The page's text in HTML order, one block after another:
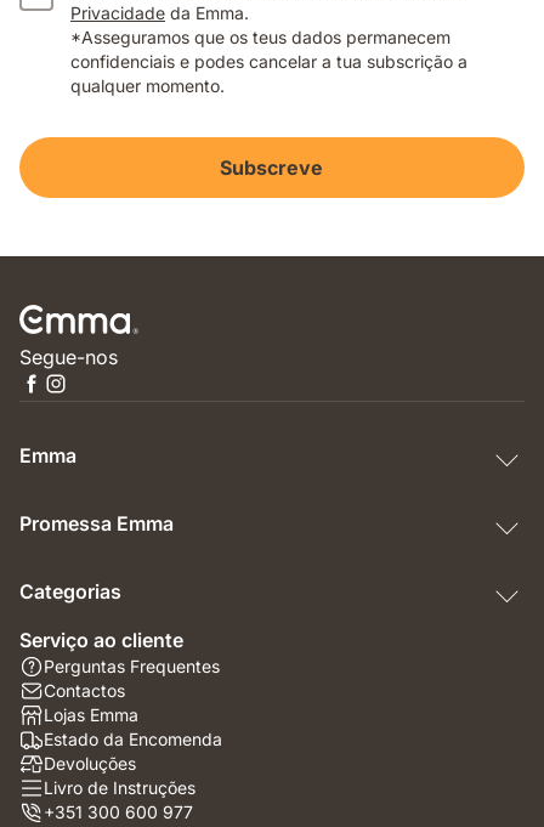
Privacidade da Emma.
*Asseguramos que os teus dados permanecem
confidenciais e podes cancelar a tua subscrição a
qualquer momento.
Subscreve
Segue-nos
Emma
Promessa Emma
Categorias
Serviço ao cliente
Perguntas Frequentes
Contactos
Lojas Emma
Estado da Encomenda
Devoluções
Livro de Instruções
+351 300 600 977